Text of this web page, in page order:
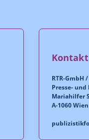
Kontakt
RTR-GmbH
Presse-
Mariahilfer
A-1060 Wien